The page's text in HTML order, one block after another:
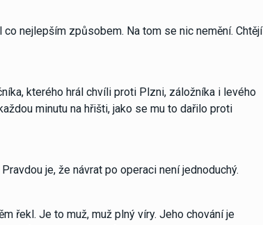
nejlepším způsobem. Na tom se nic nemění. Chtějí
kterého hrál chvíli proti Plzni, záložníka i levého
minutu na hřišti, jako se mu to dařilo proti
je, že návrat po operaci není jednoduchý.
řekl. Je to muž, muž plný víry. Jeho chování je